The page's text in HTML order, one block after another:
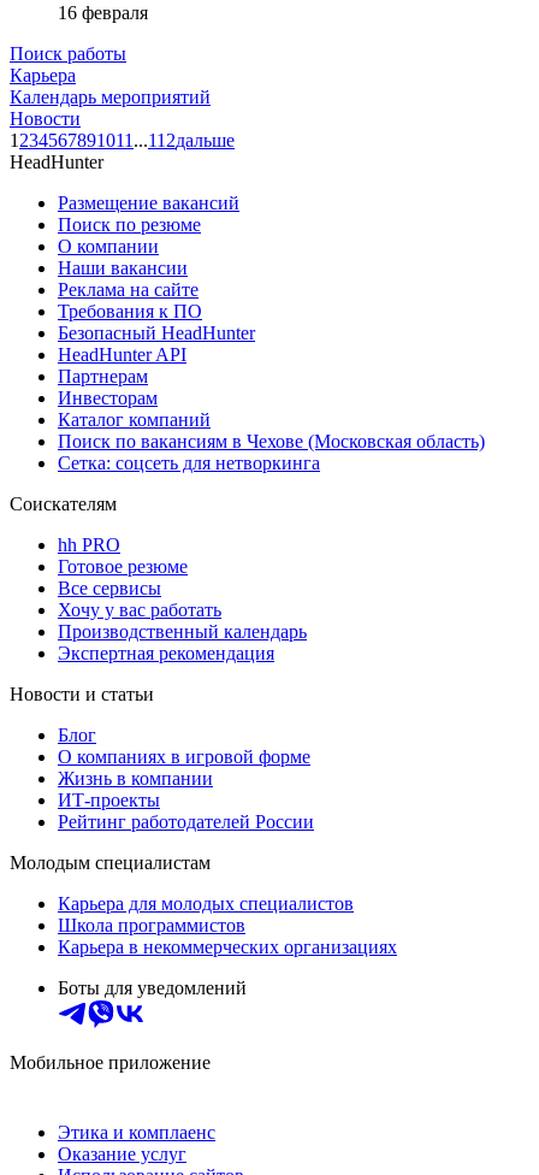
16 февраля
Поиск работы
Карьера
Календарь мероприятий
Новости
1 234567891011 ...112дальше
HeadHunter
Размещение вакансий
Поиск по резюме
О компании
Наши вакансии
Реклама на сайте
Требования к ПО
Безопасный HeadHunter
HeadHunter API
Партнерам
Инвесторам
Каталог компаний
Поиск по вакансиям в Чехове (Московская область)
Сетка: соцсеть для нетворкинга
Соискателям
hh PRO
Готовое резюме
Все сервисы
Хочу у вас работать
Производственный календарь
Экспертная рекомендация
Новости и статьи
Блог
О компаниях в игровой форме
Жизнь в компании
ИТ-проекты
Рейтинг работодателей России
Молодым специалистам
Карьера для молодых специалистов
Школа программистов
Карьера в некоммерческих организациях
Боты для уведомлений
Мобильное приложение
Этика и комплаенс
Оказание услуг